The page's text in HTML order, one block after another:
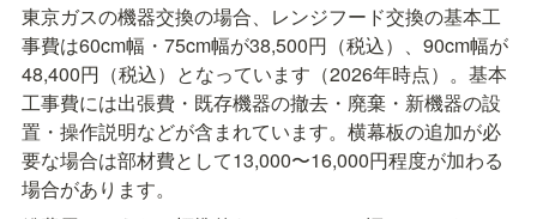
東京ガスの機器交換の場合、レンジフード交換の基本工
事費は60cm幅・75cm幅が38,500円（税込）、90cm幅が
48,400円（税込）となっています（2026年時点）。基本
工事費には出張費・既存機器の撤去・廃棄・新機器の設
置・操作説明などが含まれています。横幕板の追加が必
要な場合は部材費として13,000〜16,000円程度が加わる
場合があります。